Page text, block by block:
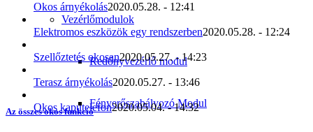
Vezérlőmodulok
Redőnyvezérlő modul
Fényerőszabályozó Modul
Okos árnyékolás2020.05.28. - 12:41
Elektromos eszközök egy rendszerben2020.05.28. - 12:24
Szellőztetés okosan2020.05.27. - 14:23
Terasz árnyékolás2020.05.27. - 13:46
Okos kaputelefon2020.05.04. - 14:32
Az összes okos funkció